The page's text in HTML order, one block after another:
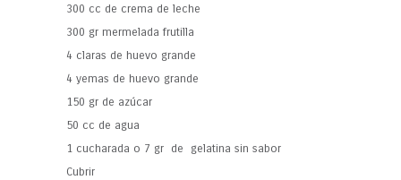
300 cc de crema de leche
300 gr mermelada frutilla
4 claras de huevo grande
4 yemas de huevo grande
150 gr de azúcar
50 cc de agua
1 cucharada o 7 gr de gelatina sin sabor
Cubrir